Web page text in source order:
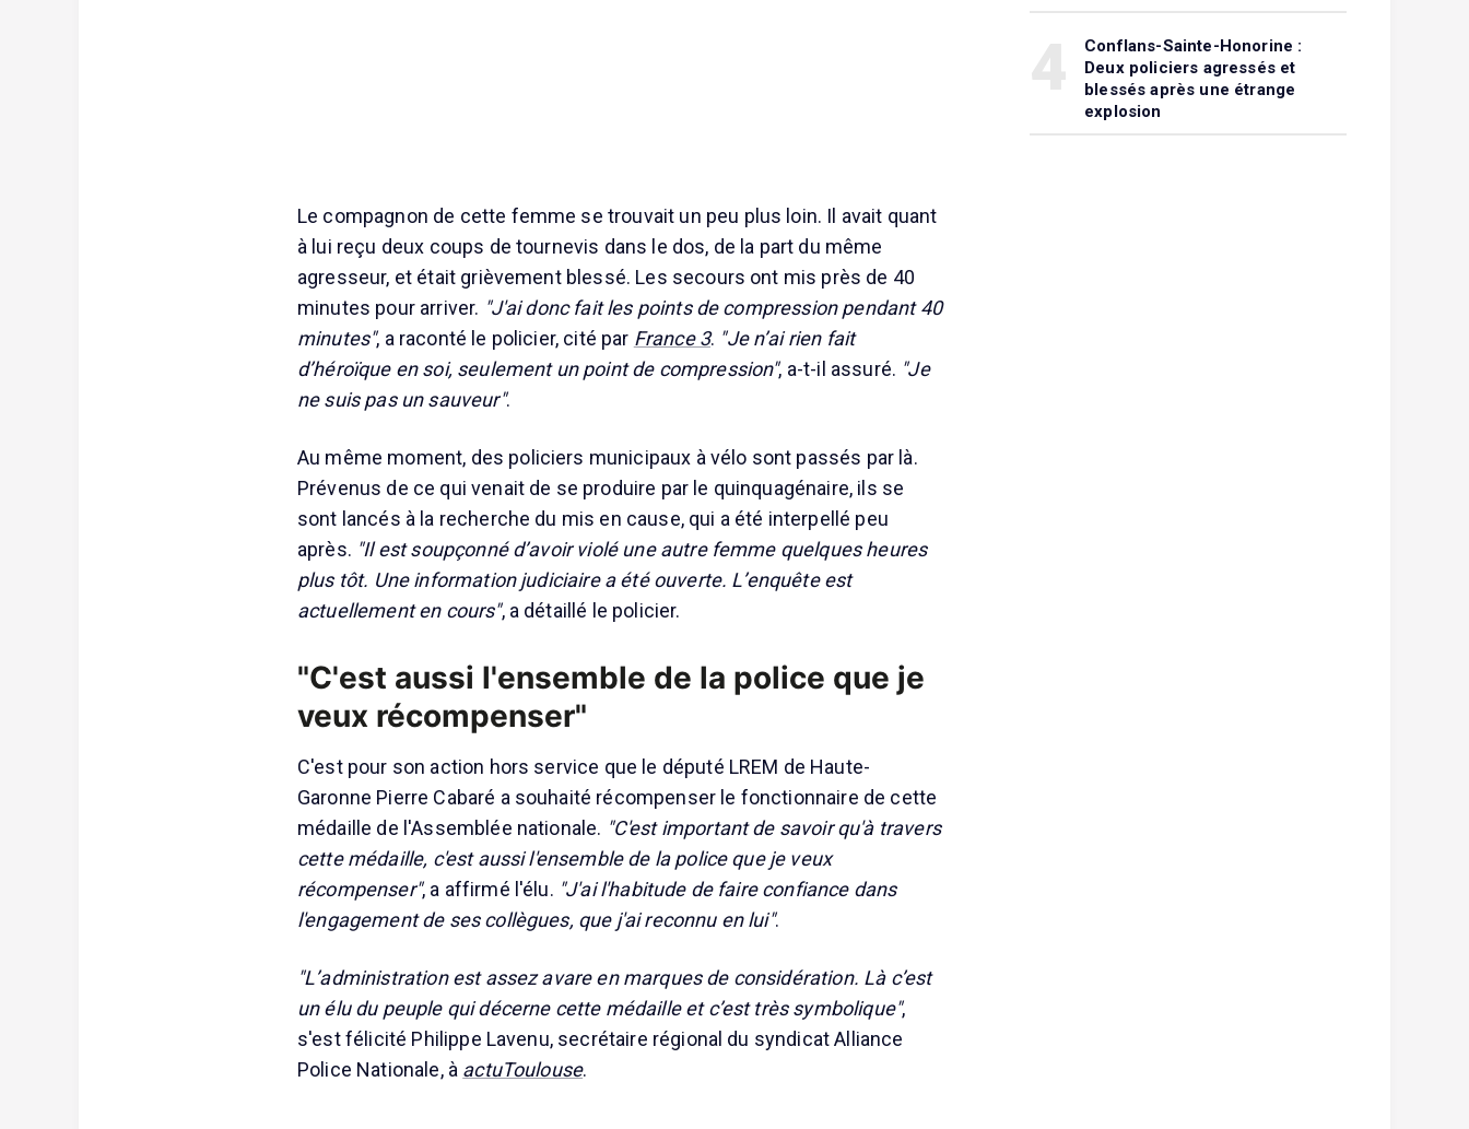
Le compagnon de cette femme se trouvait un peu plus loin. Il avait quant
à lui reçu deux coups de tournevis dans le dos, de la part du même
agresseur, et était grièvement blessé. Les secours ont mis près de 40
minutes pour arriver. "J'ai donc fait les points de compression pendant 40
minutes", a raconté le policier, cité par France 3. "Je n’ai rien fait
d’héroïque en soi, seulement un point de compression", a-t-il assuré. "Je
ne suis pas un sauveur".
Au même moment, des policiers municipaux à vélo sont passés par là.
Prévenus de ce qui venait de se produire par le quinquagénaire, ils se
sont lancés à la recherche du mis en cause, qui a été interpellé peu
après. "Il est soupçonné d’avoir violé une autre femme quelques heures
plus tôt. Une information judiciaire a été ouverte. L’enquête est
actuellement en cours", a détaillé le policier.
"C'est aussi l'ensemble de la police que je
veux récompenser"
C'est pour son action hors service que le député LREM de Haute-
Garonne Pierre Cabaré a souhaité récompenser le fonctionnaire de cette
médaille de l'Assemblée nationale. "C'est important de savoir qu'à travers
cette médaille, c'est aussi l'ensemble de la police que je veux
récompenser", a affirmé l'élu. "J'ai l'habitude de faire confiance dans
l'engagement de ses collègues, que j'ai reconnu en lui".
"L’administration est assez avare en marques de considération. Là c’est
un élu du peuple qui décerne cette médaille et c’est très symbolique",
s'est félicité Philippe Lavenu, secrétaire régional du syndicat Alliance
Police Nationale, à actuToulouse.
Conflans-Sainte-Honorine :
Deux policiers agressés et
blessés après une étrange
explosion